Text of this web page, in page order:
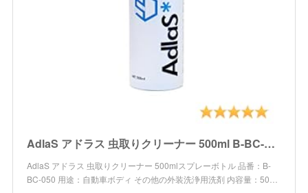
AdlaS アドラス 虫取りクリーナー 500ml B-BC-050 ボディ・ガラスに付いた虫・鳥糞、傷をつけずに分解除去
AdlaS アドラス 虫取りクリーナー 500mlスプレーボトル 品番：B-
BC-050 用途：自動車ボディ その他の外装洗浄用洗剤 内容量：50…